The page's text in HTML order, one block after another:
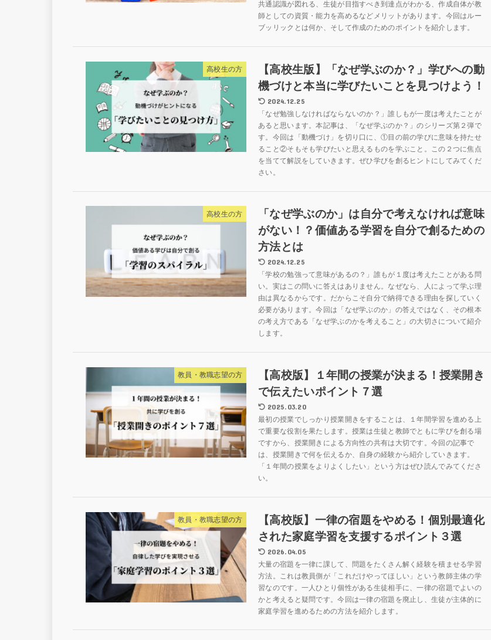
共通認識が図れる、生徒が目指すべき到達点がわかる、作成自体が教
師としての資質・能力を高めるなどメリットがあります。今回はルー
ブッリックとは何か、そして作成のためのポイントを紹介します。
高校生の方
【高校生版】「なぜ学ぶのか？」学びへの動
機づけと本当に学びたいことを見つけよう！
2024.12.25
「なぜ勉強しなければならないのか？」誰しもが一度は考えたことが
あると思います。本記事は、「なぜ学ぶのか？」のシリーズ第２弾で
す。今回は「動機づけ」を切り口に、①目の前の学びに意味を持たせ
ること②そもそも学びたいと思えるものを学ぶこと。この２つに焦点
を当てて解説をしていきます。ぜひ学びを創るヒントにしてみてくだ
さい。
高校生の方
「なぜ学ぶのか」は自分で考えなければ意味
がない！？価値ある学習を自分で創るための
方法とは
2024.12.25
「学校の勉強って意味があるの？」誰もが１度は考えたことがある問
い。実はこの問いに答えはありません。なぜなら、人によって学ぶ理
由は異なるからです。だからこそ自分で納得できる理由を探していく
必要があります。今回は「なぜ学ぶのか」の答えではなく、その根本
の考え方である「なぜ学ぶのかを考えること」の大切さについて紹介
します。
教員・教職志望の方
【高校版】１年間の授業が決まる！授業開き
で伝えたいポイント７選
2025.03.20
最初の授業でしっかり授業開きをすることは、１年間学習を進める上
で重要な役割を果たします。授業は生徒と教師でともに学びを創る場
ですから、授業開きによる方向性の共有は大切です。今回の記事で
は、授業開きで何を伝えるか、自身の経験から紹介していきます。
「１年間の授業をよりよくしたい」という方はぜひ読んでみてくださ
い。
教員・教職志望の方
【高校版】一律の宿題をやめる！個別最適化
された家庭学習を支援するポイント３選
2026.04.05
大量の宿題を一律に課して、問題をたくさん解く経験を積ませる学習
方法。これは教員側が「これだけやってほしい」という教師主体の学
習なのです。一人ひとり個性がある生徒相手に、一律の宿題でよいの
かと考えると疑問です。今回は一律の宿題を廃止し、生徒が主体的に
家庭学習を進めるための方法を紹介します。